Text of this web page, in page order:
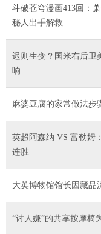
斗破苍穹漫画413回：
秘人出手解救
迟则生变？国米右后卫
响
麻婆豆腐的家常做法步
英超阿森纳 VS 富勒姆
连胜
大英博物馆馆长因藏品
“讨人嫌”的共享按摩椅